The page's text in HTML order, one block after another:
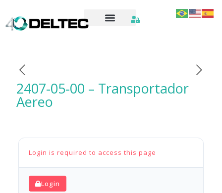
2407-05-00 – Transportador
Aereo
Login is required to access this page
Login